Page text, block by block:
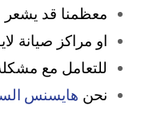
معظمنا قد يشعر
او مراكز صيانة
للتعامل مع
نحن هايسنس